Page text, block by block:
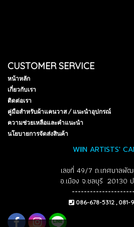
CUSTOMER SERVICE
หน้าหลัก
เกี่ยวกับเรา
ติดต่อเรา
คู่มือสำหรับผ้าแคนวาส / แนะนำอุปกรณ์
ความช่วยเหลือและคำแนะนำ
นโยบายการจัดส่งสินค้า
WIIN ARTISTS'
เลขที่ 49/7 ถ.เทศบาลพัฒ
อ.เมือง จ.ชลบุรี 20130
086-678-5312 , 081-